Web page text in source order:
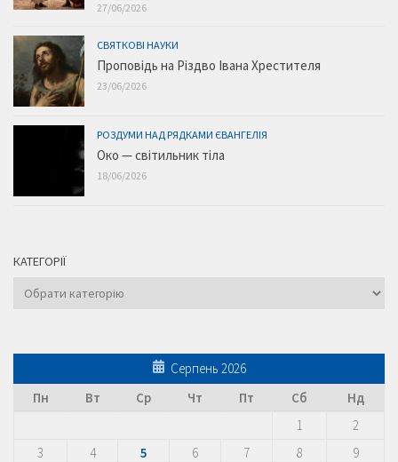
27/06/2026
СВЯТКОВІ НАУКИ
Проповідь на Різдво Івана Хрестителя
23/06/2026
РОЗДУМИ НАД РЯДКАМИ ЄВАНГЕЛІЯ
Око — світильник тіла
18/06/2026
КАТЕГОРІЇ
Категорії
Серпень 2026
Пн
Вт Ср Чт Пт Сб
Нд
1
2
3
4 5 6 7 8
9